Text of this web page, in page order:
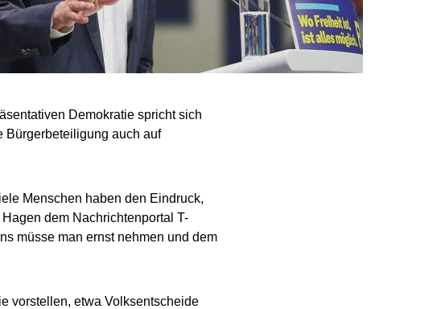
Demokratie spricht sich
Bürgerbeteiligung auch auf
Menschen haben den Eindruck,
dem Nachrichtenportal T-
müsse man ernst nehmen und dem
vorstellen, etwa Volksentscheide